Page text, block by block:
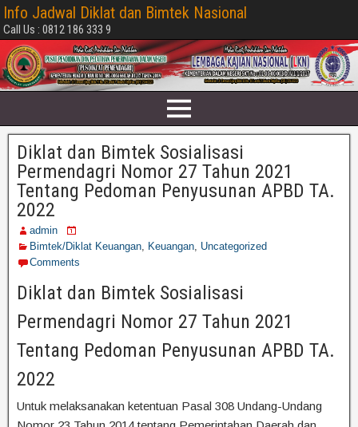
Info Jadwal Diklat dan Bimtek Nasional
Call Us : 0812 186 333 9
Diklat dan Bimtek Sosialisasi
Permendagri Nomor 27 Tahun 2021
Tentang Pedoman Penyusunan APBD TA.
2022
admin
Bimtek/Diklat Keuangan, Keuangan, Uncategorized
Comments
Diklat dan Bimtek Sosialisasi
Permendagri Nomor 27 Tahun 2021
Tentang Pedoman Penyusunan APBD TA.
2022
Untuk melaksanakan ketentuan Pasal 308 Undang-Undang